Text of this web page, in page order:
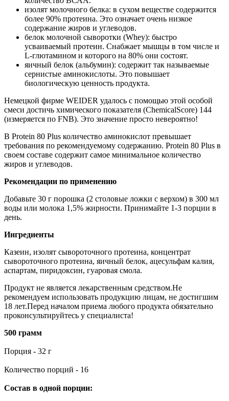
изолят молочного белка: в сухом веществе содержится
более 90% протеина. Это означает очень низкое
содержание жиров и углеводов.
белок молочной сыворотки (Whey): быстро
усваиваемый протеин. Снабжает мышцы в том числе и
L-глютамином и которого на 80% они состоят.
яичный белок (альбумин): содержит так называемые
сернистые аминокислоты. Это повышает
биологическую ценность продукта.
Немецкой фирме WEIDER удалось с помощью этой особой
смеси достичь химического показателя (ChemicalScore) 144
(измеряется по FNB). Это значение просто невероятно!
В Protein 80 Plus количество аминокислот превышает
требования по рекомендуемому содержанию. Protein 80 Plus в
своем составе содержит самое минимальное количество
жиров и углеводов.
Рекомендации по применению
Добавьте 30 г порошка (2 столовые ложки с верхом) в 300 мл
воды или молока 1,5% жирности. Принимайте 1-3 порции в
день.
Ингредиенты
Казеин, изолят сывороточного протеина, концентрат
сывороточного протеина, яичный белок, ацесульфам калия,
аспартам, пиридоксин, гуаровая смола.
Продукт не является лекарственным средством.Не
рекомендуем использовать продукцию лицам, не достигшим
18 лет.Перед началом приема любого продукта обязательно
проконсультируйтесь у специалиста!
500 грамм
Порция - 32 г
Количество порций - 16
Состав в одной порции: